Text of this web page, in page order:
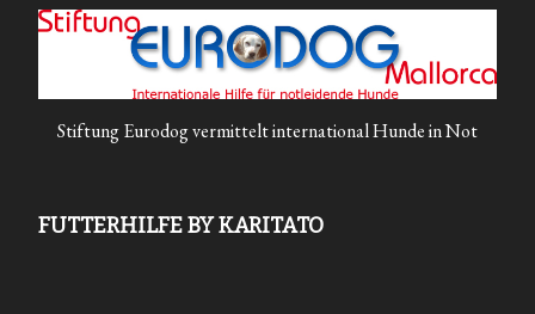
Stiftung Eurodog vermittelt international Hunde in Not
FUTTERHILFE BY KARITATO